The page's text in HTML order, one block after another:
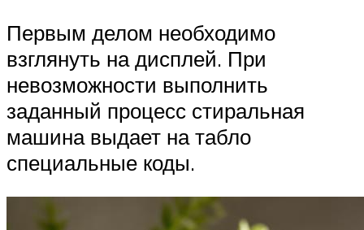
Первым делом необходимо
взглянуть на дисплей. При
невозможности выполнить
заданный процесс стиральная
машина выдает на табло
специальные коды.